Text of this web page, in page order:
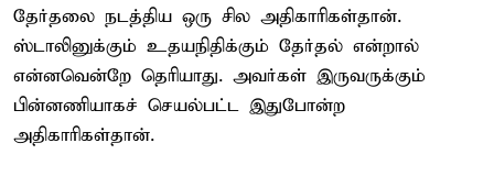
தேர்தலை நடத்திய ஒரு சில அதிகாரிகள்தான்.
ஸ்டாலினுக்கும் உதயநிதிக்கும் தேர்தல் என்றால்
என்னவென்றே தெரியாது. அவர்கள் இருவருக்கும்
பின்னணியாகச் செயல்பட்ட இதுபோன்ற
அதிகாரிகள்தான்.